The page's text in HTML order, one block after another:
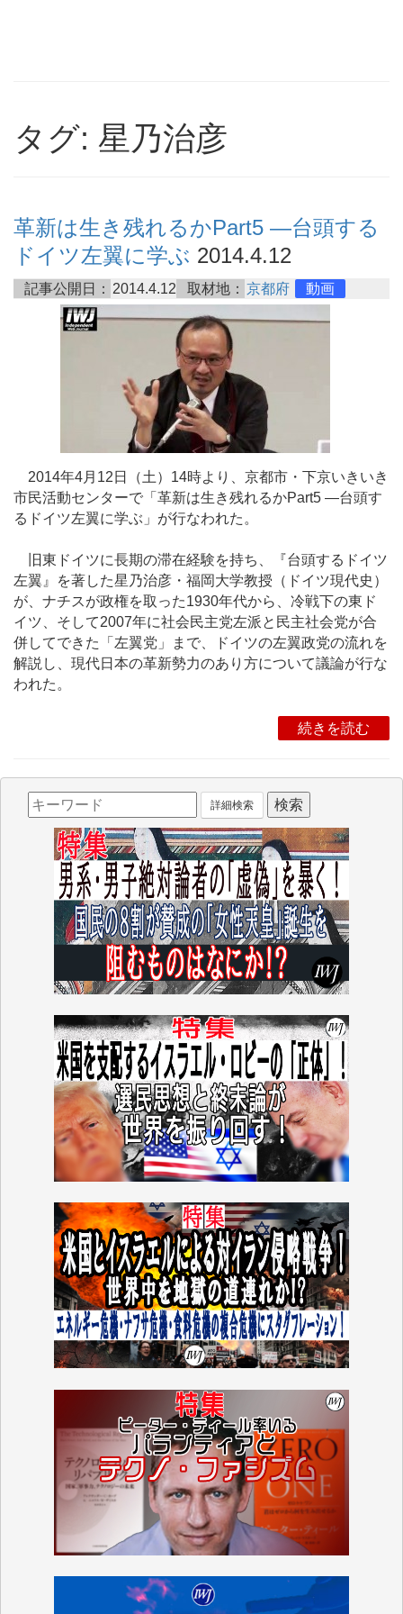
タグ: 星乃治彦
革新は生き残れるかPart5 ―台頭する
ドイツ左翼に学ぶ 2014.4.12
記事公開日： 2014.4.12 取材地： 京都府 動画
2014年4月12日（土）14時より、京都市・下京いきいき
市民活動センターで「革新は生き残れるかPart5 ―台頭す
るドイツ左翼に学ぶ」が行なわれた。
旧東ドイツに長期の滞在経験を持ち、『台頭するドイツ
左翼』を著した星乃治彦・福岡大学教授（ドイツ現代史）
が、ナチスが政権を取った1930年代から、冷戦下の東ド
イツ、そして2007年に社会民主党左派と民主社会党が合
併してできた「左翼党」まで、ドイツの左翼政党の流れを
解説し、現代日本の革新勢力のあり方について議論が行な
われた。
続きを読む
詳細検索